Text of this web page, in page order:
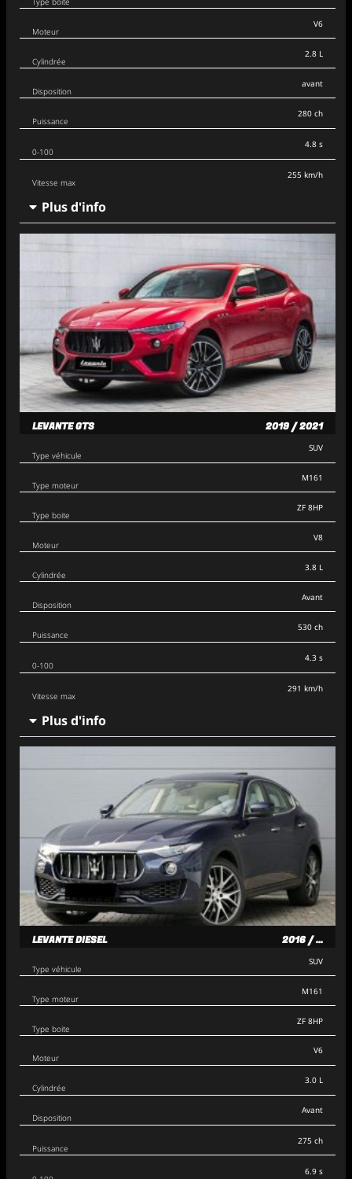
Moteur
Cylindrée
Disposition
V6
2.8 L
avant
Puissance
0-100
Vitesse max
280 ch
4.8 s
255 km/h
Plus d'info
LEVANTE GTS 2019 / 2021
Type véhicule
Type moteur
Type boite
SUV
M161
ZF 8HP
Moteur
Cylindrée
Disposition
V8
3.8 L
Avant
Puissance
0-100
Vitesse max
530 ch
4.3 s
291 km/h
Plus d'info
LEVANTE DIESEL 2016 / ...
Type véhicule
Type moteur
Type boite
SUV
M161
ZF 8HP
Moteur
Cylindrée
Disposition
V6
3.0 L
Avant
Puissance
275 ch
6.9 s